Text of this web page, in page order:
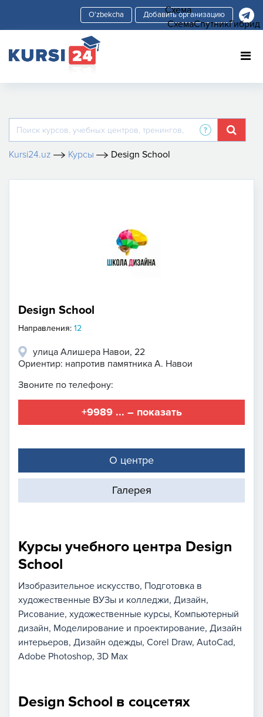
Добавить организацию
Kursi24.uz Курсы Design School
Design School
Направления: 12
улица Алишера Навои, 22
Ориентир: напротив памятника А. Навои
Звоните по телефону:
+9989 ... – показать
О центре
Галерея
Курсы учебного центра Design
School
Изобразительное искусство Подготовка в
художественные ВУЗы и колледжи Дизайн
Рисование, художественные курсы Компьютерный
дизайн Моделирование и проектирование Дизайн
интерьеров Дизайн одежды Corel Draw AutoCad
Adobe Photoshop 3D Max
Design School в соцсетях
Схема
СхемаСпутникГибрид